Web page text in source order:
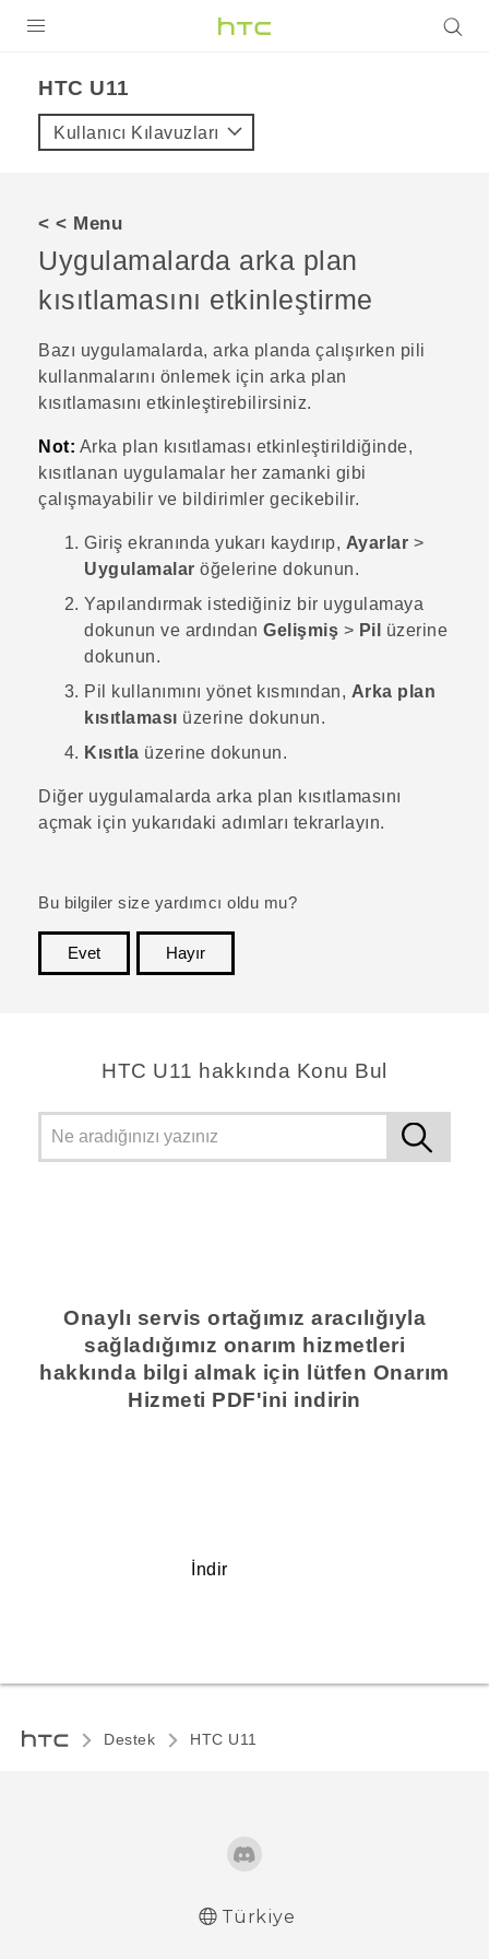
VIVE
VIVERSE
DESTEK
HTC U11‎
Kullanıcı Kılavuzları
< < Menu
Uygulamalarda arka plan
kısıtlamasını etkinleştirme
Bazı uygulamalarda, arka planda çalışırken pili
kullanmalarını önlemek için arka plan
kısıtlamasını etkinleştirebilirsiniz.
Not: Arka plan kısıtlaması etkinleştirildiğinde,
kısıtlanan uygulamalar her zamanki gibi
çalışmayabilir ve bildirimler gecikebilir.
Giriş ekranında yukarı kaydırıp, Ayarlar >
Uygulamalar öğelerine dokunun.
Yapılandırmak istediğiniz bir uygulamaya
dokunun ve ardından Gelişmiş > Pil
üzerine
dokunun.
Pil kullanımını yönetkısmından, Arka plan
kısıtlaması üzerine dokunun.
Kısıtla üzerine dokunun.
Diğer uygulamalarda arka plan kısıtlamasını
açmak için yukarıdaki adımları tekrarlayın.
Bu bilgiler size yardımcı oldu mu?
Evet
Hayır
HTC U11 hakkında Konu Bul
Onaylı servis ortağımız aracılığıyla
sağladığımız onarım hizmetleri
hakkında bilgi almak için lütfen Onarım
Hizmeti PDF'ini indirin
İndir
Destek HTC U11‎
Türkiye